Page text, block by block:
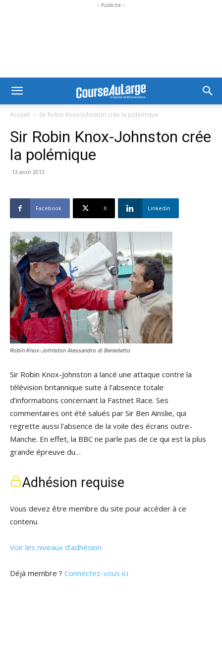
- Publicité -
Accueil Sir Robin Knox-Johnston crée la polémique
Sir Robin Knox-Johnston crée
la polémique
13 août 2013
Facebook X Linkedin
Robin Knox-Johnston Alessandro di Benedetto
Sir Robin Knox-Johnston a lancé une attaque contre la
télévision britannique suite à l’absence totale
d’informations concernant la Fastnet Race. Ses
commentaires ont été salués par Sir Ben Ainslie, qui
regrette aussi l’absence de la voile des écrans outre-
Manche. En effet, la BBC ne parle pas de ce qui est la plus
grande épreuve du…
Adhésion requise
Vous devez être membre du site pour accéder à ce
contenu.
Voir les niveaux d’adhésion
Déjà membre ? Connectez-vous ici